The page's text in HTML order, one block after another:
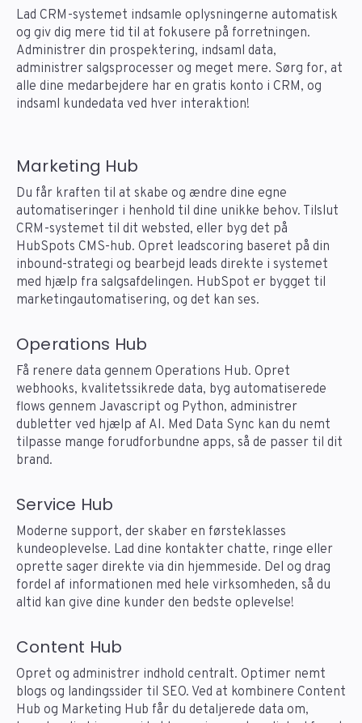
Lad CRM-systemet indsamle oplysningerne automatisk
og giv dig mere tid til at fokusere på forretningen.
Administrer din prospektering, indsaml data,
administrer salgsprocesser og meget mere. Sørg for, at
alle dine medarbejdere har en gratis konto i CRM, og
indsaml kundedata ved hver interaktion!
Marketing Hub
Du får kraften til at skabe og ændre dine egne
automatiseringer i henhold til dine unikke behov. Tilslut
CRM-systemet til dit websted, eller byg det på
HubSpots CMS-hub. Opret leadscoring baseret på din
inbound-strategi og bearbejd leads direkte i systemet
med hjælp fra salgsafdelingen. HubSpot er bygget til
marketingautomatisering, og det kan ses.
Operations Hub
Få renere data gennem Operations Hub. Opret
webhooks, kvalitetssikrede data, byg automatiserede
flows gennem Javascript og Python, administrer
dubletter ved hjælp af AI. Med Data Sync kan du nemt
tilpasse mange forudforbundne apps, så de passer til dit
brand.
Service Hub
Moderne support, der skaber en førsteklasses
kundeoplevelse. Lad dine kontakter chatte, ringe eller
oprette sager direkte via din hjemmeside. Del og drag
fordel af informationen med hele virksomheden, så du
altid kan give dine kunder den bedste oplevelse!
Content Hub
Opret og administrer indhold centralt. Optimer nemt
blogs og landingssider til SEO. Ved at kombinere Content
Hub og Marketing Hub får du detaljerede data om,